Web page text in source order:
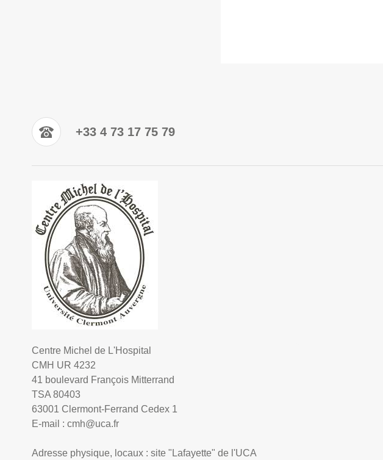
+33 4 73 17 75 79
Centre Michel de L'Hospital
CMH UR 4232
41 boulevard François Mitterrand
TSA 80403
63001 Clermont-Ferrand Cedex 1
E-mail : cmh@uca.fr
Adresse physique, locaux : site "Lafayette" de l'UCA